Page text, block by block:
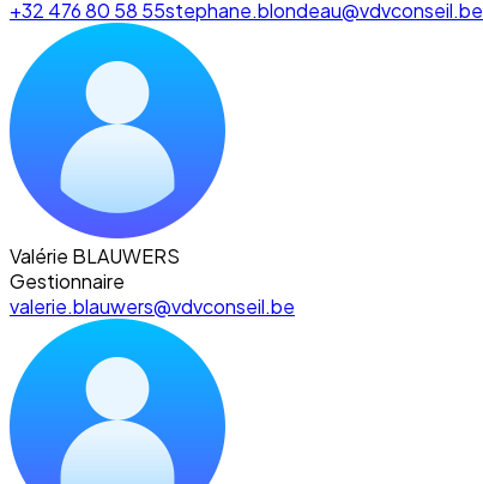
+32 476 80 58 55stephane.blondeau@vdvconseil.be
Valérie BLAUWERS
Gestionnaire
valerie.blauwers@vdvconseil.be